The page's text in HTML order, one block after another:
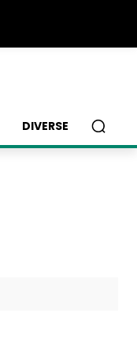
DIVERSE